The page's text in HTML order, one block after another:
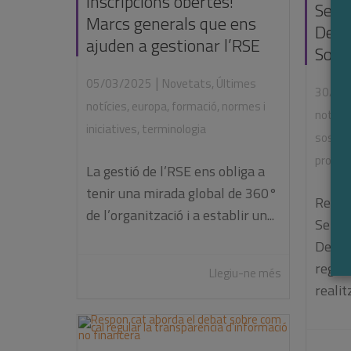
Marcs generals que ens
ajuden a gestionar l’RSE
05/03/2025 | Novetats, Últimes
notícies, europa, formació, normes i
iniciatives, terminologia
La gestió de l’RSE ens obliga a
tenir una mirada global de 360°
de l’organització i a establir un...
Llegiu-ne més
30/09/
notícies